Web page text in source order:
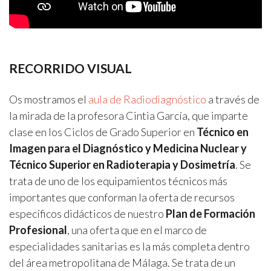
RECORRIDO VISUAL
Os mostramos el aula de Radiodiagnóstico a través de
la mirada de la profesora Cintia García, que imparte
clase en los Ciclos de Grado Superior en Técnico en
Imagen para el Diagnóstico y Medicina Nuclear y
Técnico Superior en Radioterapia y Dosimetría. Se
trata de uno de los equipamientos técnicos más
importantes que conforman la oferta de recursos
específicos didácticos de nuestro Plan de Formación
Profesional, una oferta que en el marco de
especialidades sanitarias es la más completa dentro
del área metropolitana de Málaga. Se trata de un